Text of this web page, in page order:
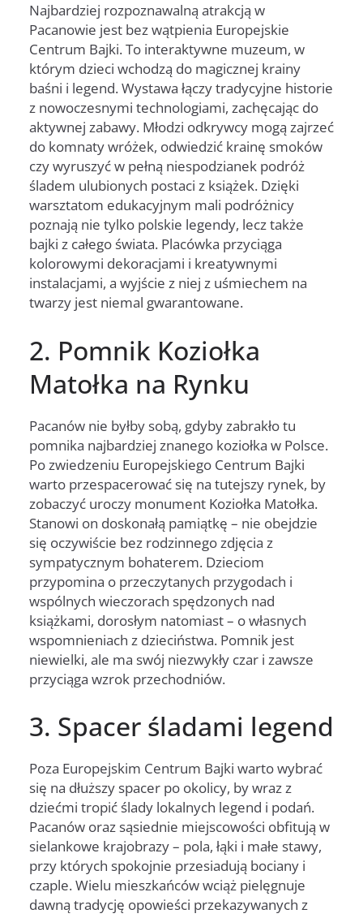
Najbardziej rozpoznawalną atrakcją w
Pacanowie jest bez wątpienia Europejskie
Centrum Bajki. To interaktywne muzeum, w
którym dzieci wchodzą do magicznej krainy
baśni i legend. Wystawa łączy tradycyjne historie
z nowoczesnymi technologiami, zachęcając do
aktywnej zabawy. Młodzi odkrywcy mogą zajrzeć
do komnaty wróżek, odwiedzić krainę smoków
czy wyruszyć w pełną niespodzianek podróż
śladem ulubionych postaci z książek. Dzięki
warsztatom edukacyjnym mali podróżnicy
poznają nie tylko polskie legendy, lecz także
bajki z całego świata. Placówka przyciąga
kolorowymi dekoracjami i kreatywnymi
instalacjami, a wyjście z niej z uśmiechem na
twarzy jest niemal gwarantowane.
2. Pomnik Koziołka
Matołka na Rynku
Pacanów nie byłby sobą, gdyby zabrakło tu
pomnika najbardziej znanego koziołka w Polsce.
Po zwiedzeniu Europejskiego Centrum Bajki
warto przespacerować się na tutejszy rynek, by
zobaczyć uroczy monument Koziołka Matołka.
Stanowi on doskonałą pamiątkę – nie obejdzie
się oczywiście bez rodzinnego zdjęcia z
sympatycznym bohaterem. Dzieciom
przypomina o przeczytanych przygodach i
wspólnych wieczorach spędzonych nad
książkami, dorosłym natomiast – o własnych
wspomnieniach z dzieciństwa. Pomnik jest
niewielki, ale ma swój niezwykły czar i zawsze
przyciąga wzrok przechodniów.
3. Spacer śladami legend
Poza Europejskim Centrum Bajki warto wybrać
się na dłuższy spacer po okolicy, by wraz z
dziećmi tropić ślady lokalnych legend i podań.
Pacanów oraz sąsiednie miejscowości obfitują w
sielankowe krajobrazy – pola, łąki i małe stawy,
przy których spokojnie przesiadują bociany i
czaple. Wielu mieszkańców wciąż pielęgnuje
dawną tradycję opowieści przekazywanych z